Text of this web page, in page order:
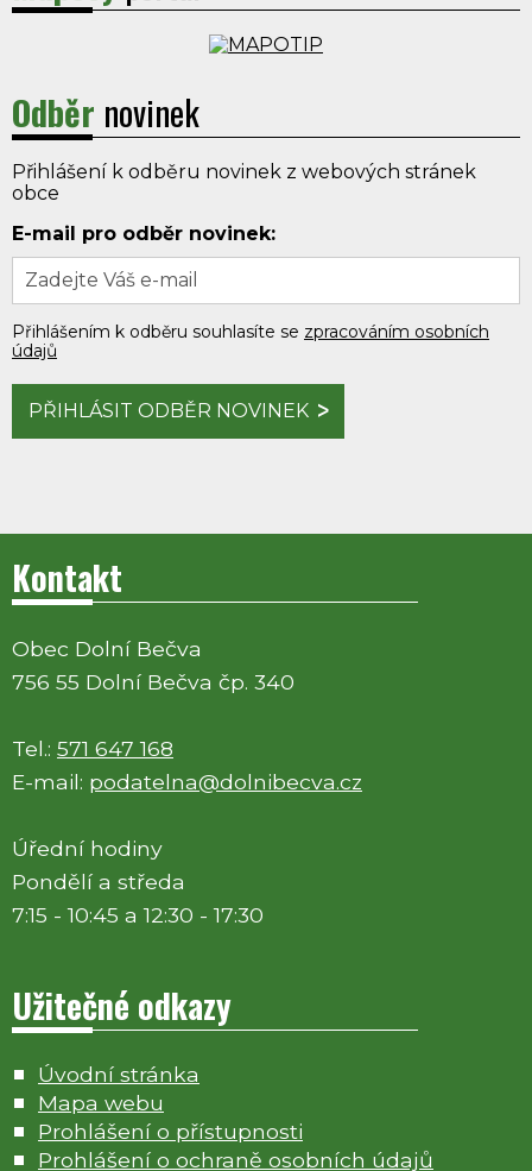
Odběr novinek
Přihlášení k odběru novinek z webových stránek
obce
E-mail pro odběr novinek:
Přihlášením k odběru souhlasíte se zpracováním osobních
údajů
PŘIHLÁSIT ODBĚR NOVINEK
Kontakt
Obec Dolní Bečva
756 55 Dolní Bečva čp. 340
Tel.: 571 647 168
E-mail: podatelna@dolnibecva.cz
Úřední hodiny
Pondělí a středa
7:15 - 10:45 a 12:30 - 17:30
Užitečné odkazy
Úvodní stránka
Mapa webu
Prohlášení o přístupnosti
Prohlášení o ochraně osobních údajů